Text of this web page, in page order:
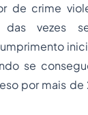
de crime
vezes
se
por mais de